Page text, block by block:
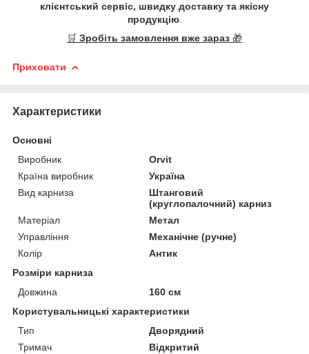
клієнтський сервіс, швидку доставку та якісну
продукцію.
🛒 Зробіть замовлення вже зараз 🎁
Приховати
Характеристики
Основні
Виробник
Orvit
Країна виробник
Україна
Вид карниза
Штанговий
(круглопалочний) карниз
Матеріал
Метал
Управління
Механічне (ручне)
Колір
Антик
Розміри карниза
Довжина
160 см
Користувальницькі характеристики
Тип
Дворядний
Тримач
Відкритий